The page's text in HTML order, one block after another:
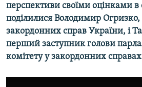
СПОРТ
УКРАЇНА
СВІТ
ТИ ЯК?
СХЕМИ
КИТАЙ.ВИКЛИКИ
МУЛЬТИМЕДІА
перспективи своїми оцінками в
поділилися Володимир Огризко,
закордонних справ України, і
перший заступник голови
комітету у закордонних